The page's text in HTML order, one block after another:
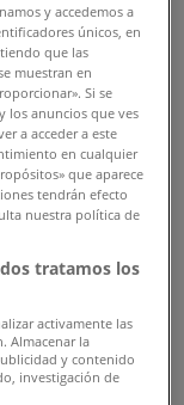
Elite
It After
Light
Office
Easy
Polo
Baby
y accedemos a
únicos, en
que las
muestran en
Si se
los anuncios que ves
a acceder a este
en cualquier
que aparece
tendrán efecto
nuestra política de
tratamos los
activamente las
Almacenar la
y contenido
investigación de